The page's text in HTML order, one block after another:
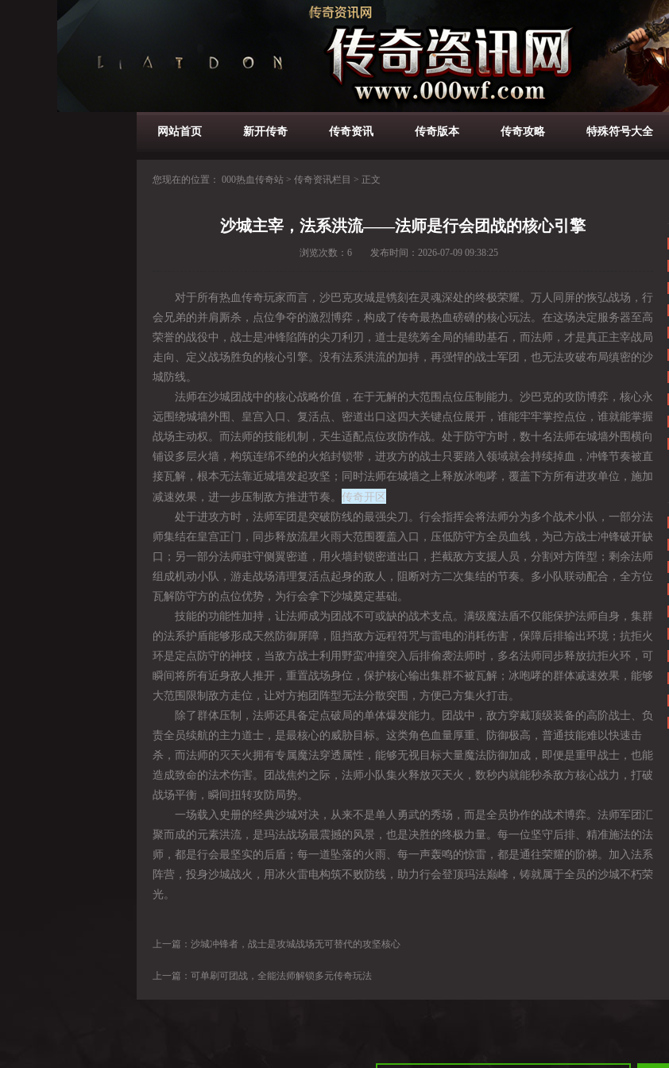
网站首页 新开传奇 传奇资讯 传奇版本 传奇攻略 特殊符号大全
您现在的位置： 000热血传奇站 > 传奇资讯栏目 > 正文
沙城主宰，法系洪流——法师是行会团战的核心引擎
浏览次数： 6 发布时间： 2026-07-09 09:38:25
对于所有热血传奇玩家而言，沙巴克攻城是镌刻在灵魂深处的终极荣耀。万人同屏的恢弘战场，行
会兄弟的并肩厮杀，点位争夺的激烈博弈，构成了传奇最热血磅礴的核心玩法。在这场决定服务器至高
荣誉的战役中，战士是冲锋陷阵的尖刀利刃，道士是统筹全局的辅助基石，而法师，才是真正主宰战局
走向、定义战场胜负的核心引擎。没有法系洪流的加持，再强悍的战士军团，也无法攻破布局缜密的沙
城防线。
法师在沙城团战中的核心战略价值，在于无解的大范围点位压制能力。沙巴克的攻防博弈，核心永
远围绕城墙外围、皇宫入口、复活点、密道出口这四大关键点位展开，谁能牢牢掌控点位，谁就能掌握
战场主动权。而法师的技能机制，天生适配点位攻防作战。处于防守方时，数十名法师在城墙外围横向
铺设多层火墙，构筑连绵不绝的火焰封锁带，进攻方的战士只要踏入领域就会持续掉血，冲锋节奏被直
接瓦解，根本无法靠近城墙发起攻坚；同时法师在城墙之上释放冰咆哮，覆盖下方所有进攻单位，施加
减速效果，进一步压制敌方推进节奏。 传奇开区
处于进攻方时，法师军团是突破防线的最强尖刀。行会指挥会将法师分为多个战术小队，一部分法
师集结在皇宫正门，同步释放流星火雨大范围覆盖入口，压低防守方全员血线，为己方战士冲锋破开缺
口；另一部分法师驻守侧翼密道，用火墙封锁密道出口，拦截敌方支援人员，分割对方阵型；剩余法师
组成机动小队，游走战场清理复活点起身的敌人，阻断对方二次集结的节奏。多小队联动配合，全方位
瓦解防守方的点位优势，为行会拿下沙城奠定基础。
技能的功能性加持，让法师成为团战不可或缺的战术支点。满级魔法盾不仅能保护法师自身，集群
的法系护盾能够形成天然防御屏障，阻挡敌方远程符咒与雷电的消耗伤害，保障后排输出环境；抗拒火
环是定点防守的神技，当敌方战士利用野蛮冲撞突入后排偷袭法师时，多名法师同步释放抗拒火环，可
瞬间将所有近身敌人推开，重置战场身位，保护核心输出集群不被瓦解；冰咆哮的群体减速效果，能够
大范围限制敌方走位，让对方抱团阵型无法分散突围，方便己方集火打击。
除了群体压制，法师还具备定点破局的单体爆发能力。团战中，敌方穿戴顶级装备的高阶战士、负
责全员续航的主力道士，是最核心的威胁目标。这类角色血量厚重、防御极高，普通技能难以快速击
杀，而法师的灭天火拥有专属魔法穿透属性，能够无视目标大量魔法防御加成，即便是重甲战士，也能
造成致命的法术伤害。团战焦灼之际，法师小队集火释放灭天火，数秒内就能秒杀敌方核心战力，打破
战场平衡，瞬间扭转攻防局势。
一场载入史册的经典沙城对决，从来不是单人勇武的秀场，而是全员协作的战术博弈。法师军团汇
聚而成的元素洪流，是玛法战场最震撼的风景，也是决胜的终极力量。每一位坚守后排、精准施法的法
师，都是行会最坚实的后盾；每一道坠落的火雨、每一声轰鸣的惊雷，都是通往荣耀的阶梯。加入法系
阵营，投身沙城战火，用冰火雷电构筑不败防线，助力行会登顶玛法巅峰，铸就属于全员的沙城不朽荣
光。
上一篇： 沙城冲锋者，战士是攻城战场无可替代的攻坚核心
上一篇： 可单刷可团战，全能法师解锁多元传奇玩法